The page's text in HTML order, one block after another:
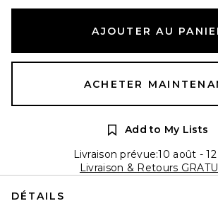
AJOUTER AU
ACHETER
Add to My Lists
Livraison prévue:10 août -
Livraison & Retours
DÉTAILS